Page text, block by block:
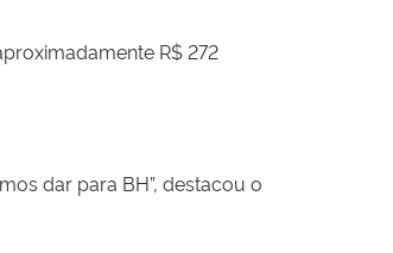
R$ 272
dar para BH”, destacou o